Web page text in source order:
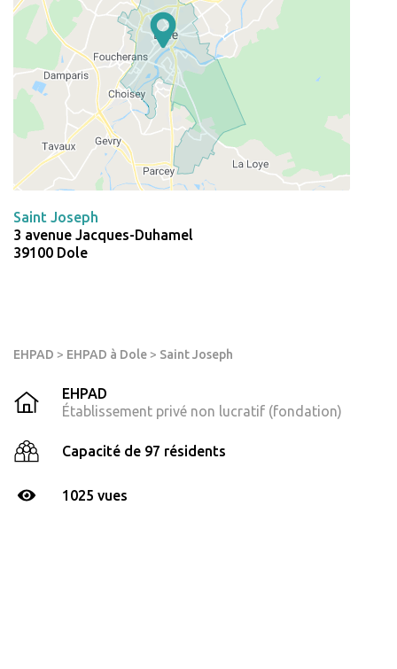
EHPAD > EHPAD à Dole > Saint Joseph
EHPAD
Établissement privé non lucratif (fondation)
Capacité de 97 résidents
1025 vues
Saint Joseph
3 avenue Jacques-Duhamel
39100 Dole